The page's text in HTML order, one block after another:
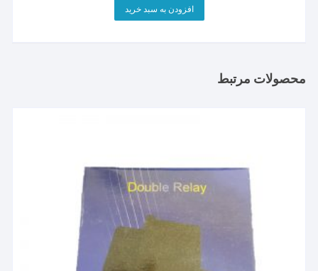
افزودن به سبد خرید
محصولات مرتبط